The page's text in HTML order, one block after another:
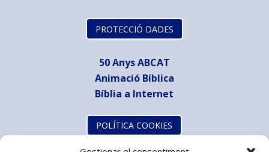
PROTECCIÓ DADES
50 Anys ABCAT
Animació Bíblica
Bíblia a Internet
POLÍTICA COOKIES